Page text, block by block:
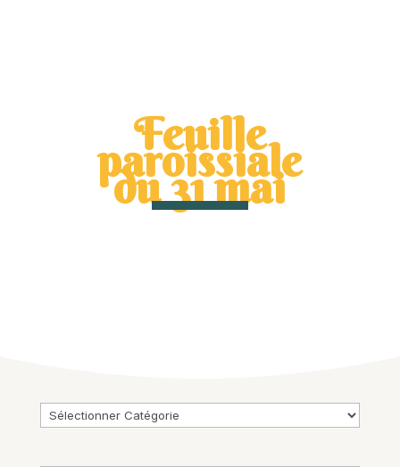
Feuille
paroissiale
du 31 mai
Catégories